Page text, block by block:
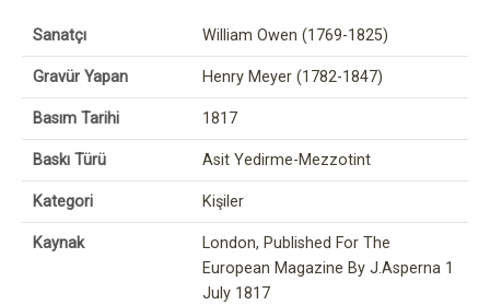
Sanatçı William Owen (1769-1825)
Gravür Yapan Henry Meyer (1782-1847)
Basım Tarihi 1817
Baskı Türü Asit Yedirme-Mezzotint
Kategori Kişiler
Kaynak
London, Published For The
European Magazine By J.Asperna 1
July 1817